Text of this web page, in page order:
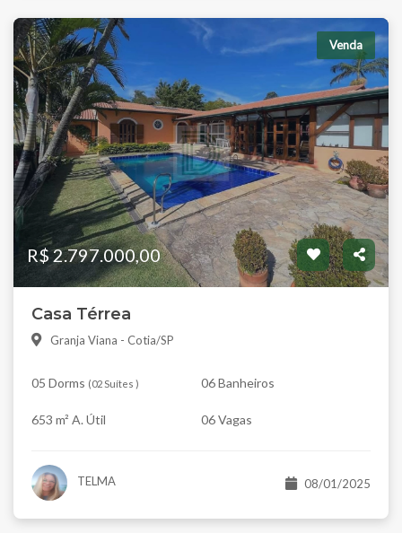
Venda
R$ 2.797.000,00
Casa Térrea
Granja Viana - Cotia/SP
05 Dorms (02 Suítes ) 06 Banheiros
653 m² A. Útil 06 Vagas
TELMA 08/01/2025